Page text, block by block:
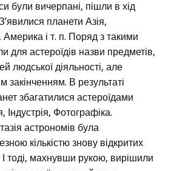
були вичерпані, пішли в хід
планети Азія,
і т. п. Поряд з такими
для астероїдів назви предметів,
людської діяльності, але
закінченням. В результаті
збагатилися астероїдами
Індустрія, Фотографіка.
астрономів була
кількістю знову відкритих
І тоді, махнувши рукою, вирішили